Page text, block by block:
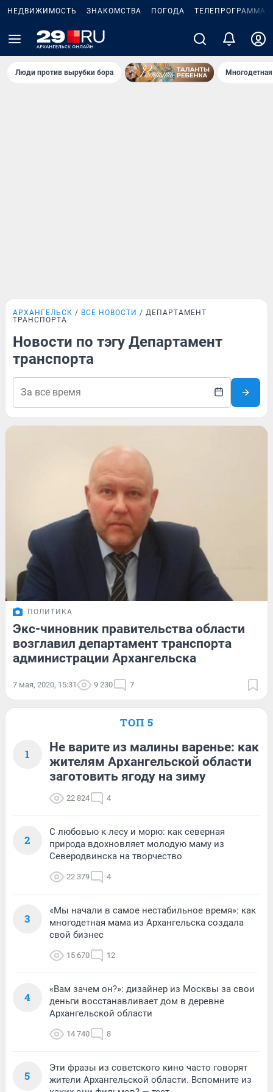
НЕДВИЖИМОСТЬ ЗНАКОМСТВА ПОГОДА ТЕЛЕПРОГРАММА
Люди против вырубки бора
АРХАНГЕЛЬСК ВСЕ НОВОСТИ
ДЕПАРТАМЕНТ
ТРАНСПОРТА
Новости по тэгу Департамент
транспорта
ПОЛИТИКА
Экс-чиновник правительства области
возглавил департамент транспорта
администрации Архангельска
7 мая, 2020, 15:31 9 230 7
ТОП 5
1
Не варите из малины варенье: как
жителям Архангельской области
заготовить ягоду на зиму
22 824 4
2
С любовью к лесу и морю: как северная
природа вдохновляет молодую маму из
Северодвинска на творчество
22 379 4
3
«Мы начали в самое нестабильное время»: как
многодетная мама из Архангельска создала
свой бизнес
15 670 12
4
«Вам зачем он?»: дизайнер из Москвы за свои
деньги восстанавливает дом в деревне
Архангельской области
14 740 8
5
Эти фразы из советского кино часто говорят
жители Архангельской области. Вспомните из